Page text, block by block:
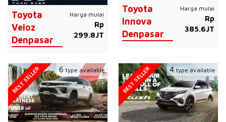
Toyota
Veloz
Denpasar
Harga mulai
Rp
299.8JT
Toyota
Innova
Denpasar
Harga mulai
Rp
385.6JT
BEST SELLER 6 type available BEST SELLER 4type available